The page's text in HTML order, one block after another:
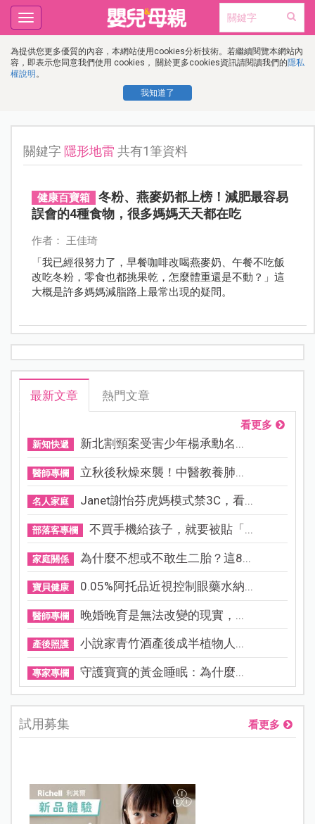
為提供您更多優質的內容，本網站使用cookies分析技術。若繼續閱覽本網站內
容，即表示您同意我們使用 cookies， 關於更多cookies資訊請閱讀我們的隱私
權說明 。
我知道了
Toggle
navigation
關鍵字 隱形地雷 共有1筆資料
健康百寶箱
冬粉、燕麥奶都上榜！減肥最容易
誤會的4種食物，很多媽媽天天都在吃
作者： 王佳琦
「我已經很努力了，早餐咖啡改喝燕麥奶、午餐不吃飯
改吃冬粉，零食也都挑果乾，怎麼體重還是不動？」這
大概是許多媽媽減脂路上最常出現的疑問。
最新文章 熱門文章
看更多
新知快遞 新北割頸案受害少年楊承勳名...
醫師專欄 立秋後秋燥來襲！中醫教養肺...
名人家庭 Janet謝怡芬虎媽模式禁3C，看...
部落客專欄 不買手機給孩子，就要被貼「...
家庭關係 為什麼不想或不敢生二胎？這8...
寶貝健康 0.05%阿托品近視控制眼藥水納...
醫師專欄 晚婚晚育是無法改變的現實，...
產後照護 小說家青竹酒產後成半植物人...
專家專欄 守護寶寶的黃金睡眠：為什麼...
試用募集 看更多